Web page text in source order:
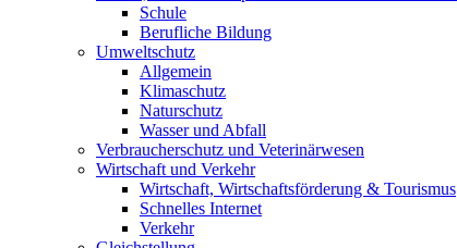
Schule
Berufliche Bildung
Umweltschutz
Allgemein
Klimaschutz
Naturschutz
Wasser und Abfall
Verbraucherschutz und Veterinärwesen
Wirtschaft und Verkehr
Wirtschaft, Wirtschaftsförderung & Tourismus
Schnelles Internet
Verkehr